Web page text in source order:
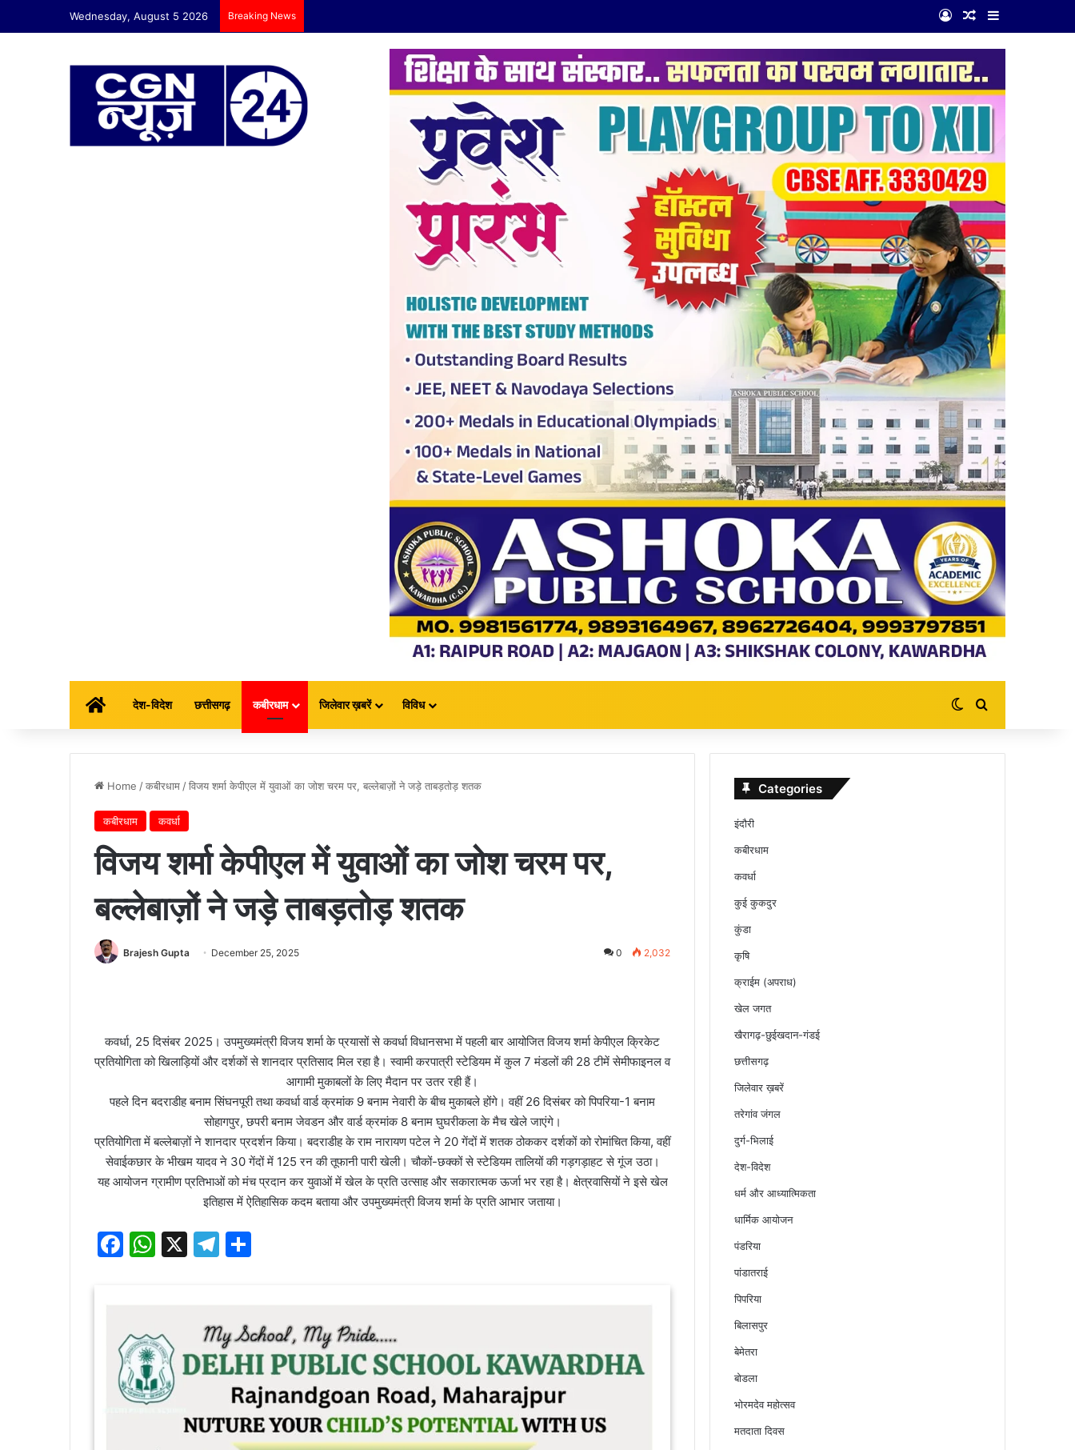
Wednesday, August 5 2026 Breaking News Log InRandom Article
Sidebar
होम देश-विदेश छत्तीसगढ़ कबीरधाम जिलेवार ख़बरें विविध Switch skin
Search for
Home /कबीरधाम /विजय शर्मा केपीएल में युवाओं का जोश चरम पर, बल्लेबाज़ों ने जड़े ताबड़तोड़ शतक
कबीरधाम कवर्धा
विजय शर्मा केपीएल में युवाओं का जोश चरम पर,
बल्लेबाज़ों ने जड़े ताबड़तोड़ शतक
Brajesh Gupta December 25, 2025 0 2,032
कवर्धा, 25 दिसंबर 2025। उपमुख्यमंत्री विजय शर्मा के प्रयासों से कवर्धा विधानसभा में पहली बार आयोजित विजय शर्मा केपीएल क्रिकेट
प्रतियोगिता को खिलाड़ियों और दर्शकों से शानदार प्रतिसाद मिल रहा है। स्वामी करपात्री स्टेडियम में कुल 7 मंडलों की 28 टीमें सेमीफाइनल व
आगामी मुकाबलों के लिए मैदान पर उतर रही हैं।
पहले दिन बदराडीह बनाम सिंघनपूरी तथा कवर्धा वार्ड क्रमांक 9 बनाम नेवारी के बीच मुकाबले होंगे। वहीं 26 दिसंबर को पिपरिया-1 बनाम
सोहागपुर, छपरी बनाम जेवडन और वार्ड क्रमांक 8 बनाम घुघरीकला के मैच खेले जाएंगे।
प्रतियोगिता में बल्लेबाज़ों ने शानदार प्रदर्शन किया। बदराडीह के राम नारायण पटेल ने 20 गेंदों में शतक ठोककर दर्शकों को रोमांचित किया, वहीं
सेवाईकछार के भीखम यादव ने 30 गेंदों में 125 रन की तूफानी पारी खेली। चौकों-छक्कों से स्टेडियम तालियों की गड़गड़ाहट से गूंज उठा।
यह आयोजन ग्रामीण प्रतिभाओं को मंच प्रदान कर युवाओं में खेल के प्रति उत्साह और सकारात्मक ऊर्जा भर रहा है। क्षेत्रवासियों ने इसे खेल
इतिहास में ऐतिहासिक कदम बताया और उपमुख्यमंत्री विजय शर्मा के प्रति आभार जताया।
F
b
o
o
W
A
p
p
X
T
gr
a
m
e
Categories
इंदौरी
कबीरधाम
कवर्धा
कुई कुकदुर
कुंडा
कृषि
क्राईम (अपराध)
खेल जगत
खैरागढ़-छुईखदान-गंडई
छत्तीसगढ़
जिलेवार ख़बरें
तरेगांव जंगल
दुर्ग-भिलाई
देश-विदेश
धर्म और आध्यात्मिकता
धार्मिक आयोजन
पंडरिया
पांडातराई
पिपरिया
बिलासपुर
बेमेतरा
बोडला
भोरमदेव महोत्सव
मतदाता दिवस